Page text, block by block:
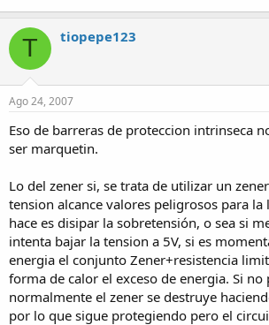
T tiopepe123
Ago 24, 2007
Eso de barreras de proteccion intrinseca
ser marquetin.
Lo del zener si, se trata de utilizar un
tension alcance valores peligrosos para la
hace es disipar la sobretensión, o sea si
intenta bajar la tension a 5V, si es
energia el conjunto Zener+resistencia
forma de calor el exceso de energia. Si no
normalmente el zener se destruye
por lo que sigue protegiendo pero el